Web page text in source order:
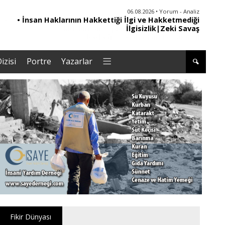
06.08.2026 • Yorum - Analiz
• İnsan Haklarının Hakkettiği İlgi ve Hakketmediği
İlgisizlik|Zeki Savaş
Portre Yazarlar
Fikir Dünyası